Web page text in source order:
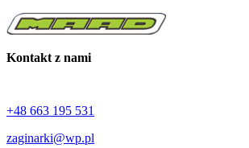
Kontakt z nami
+48 663 195 531
zaginarki@wp.pl